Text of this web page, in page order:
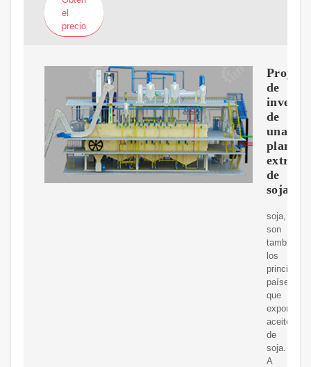
el
precio
de
de
una
planta
de
soja
soja,
son
también
los
principales
países
que
exportan
aceite
de
soja.
A